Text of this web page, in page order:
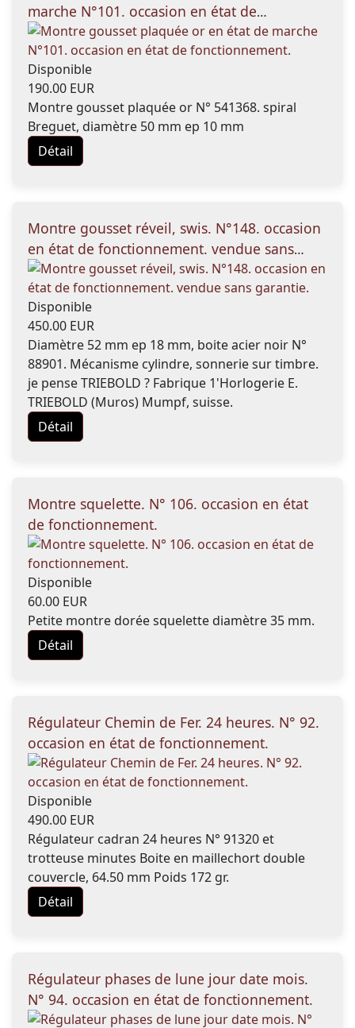
marche N°101. occasion en état de
fonctionnement.
Disponible
190.00 EUR
Montre gousset plaquée or N° 541368. spiral
Breguet, diamètre 50 mm ep 10 mm
Détail
Montre gousset réveil, swis. N°148. occasion
en état de fonctionnement. vendue sans
garantie.
Disponible
450.00 EUR
Diamètre 52 mm ep 18 mm, boite acier noir N°
88901. Mécanisme cylindre, sonnerie sur timbre.
je pense TRIEBOLD ? Fabrique 1'Horlogerie E.
TRIEBOLD (Muros) Mumpf, suisse.
Détail
Montre squelette. N° 106. occasion en état
de fonctionnement.
Disponible
60.00 EUR
Petite montre dorée squelette diamètre 35 mm.
Détail
Régulateur Chemin de Fer. 24 heures. N° 92.
occasion en état de fonctionnement.
Disponible
490.00 EUR
Régulateur cadran 24 heures N° 91320 et
trotteuse minutes Boite en maillechort double
couvercle, 64.50 mm Poids 172 gr.
Détail
Régulateur phases de lune jour date mois.
N° 94. occasion en état de fonctionnement.